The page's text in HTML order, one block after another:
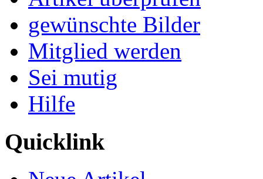
gewünschte Bilder
Mitglied werden
Sei mutig
Hilfe
Quicklink